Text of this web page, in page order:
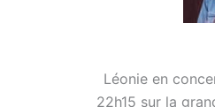
Léonie en
22h15 sur la